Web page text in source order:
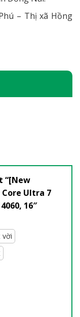
– Thị xã Hồng
“[New
Core Ultra 7
16″
vời